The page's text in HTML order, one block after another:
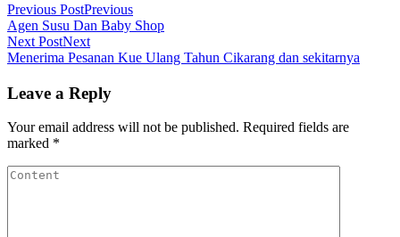
Previous PostPrevious
Agen Susu Dan Baby Shop
Next PostNext
Menerima Pesanan Kue Ulang Tahun Cikarang dan sekitarnya
Leave a Reply
Your email address will not be published. Required fields are
marked *